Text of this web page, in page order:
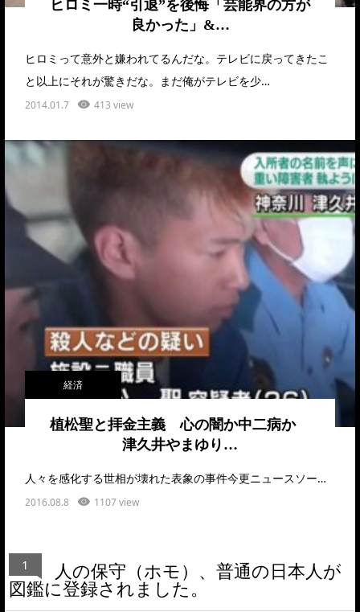
ヒロミ一時“引退”を後悔「芸能界の方が
良かった」&…
ヒロミって意外と嫌われてるんだな。テレビに戻ってきたこ
と以上にそれが驚きだな。まだ俺がテレビを少…
2014.01.7 413 view
経済
植松聖と拝金主義 心の闇か中二病か
津久井やまゆり…
人々を感化する世相が壊れた表象の事件今更ニュースソー…
2016.08.8 1107 view
1 人の保守（ホモ）、普通の日本人が
図鑑に登録されました。